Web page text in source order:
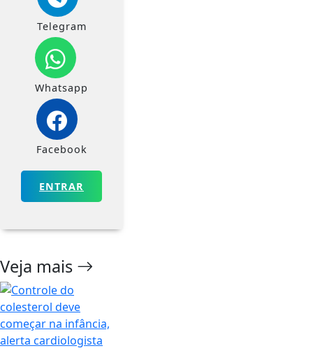
Telegram
Whatsapp
Facebook
ENTRAR
Veja mais